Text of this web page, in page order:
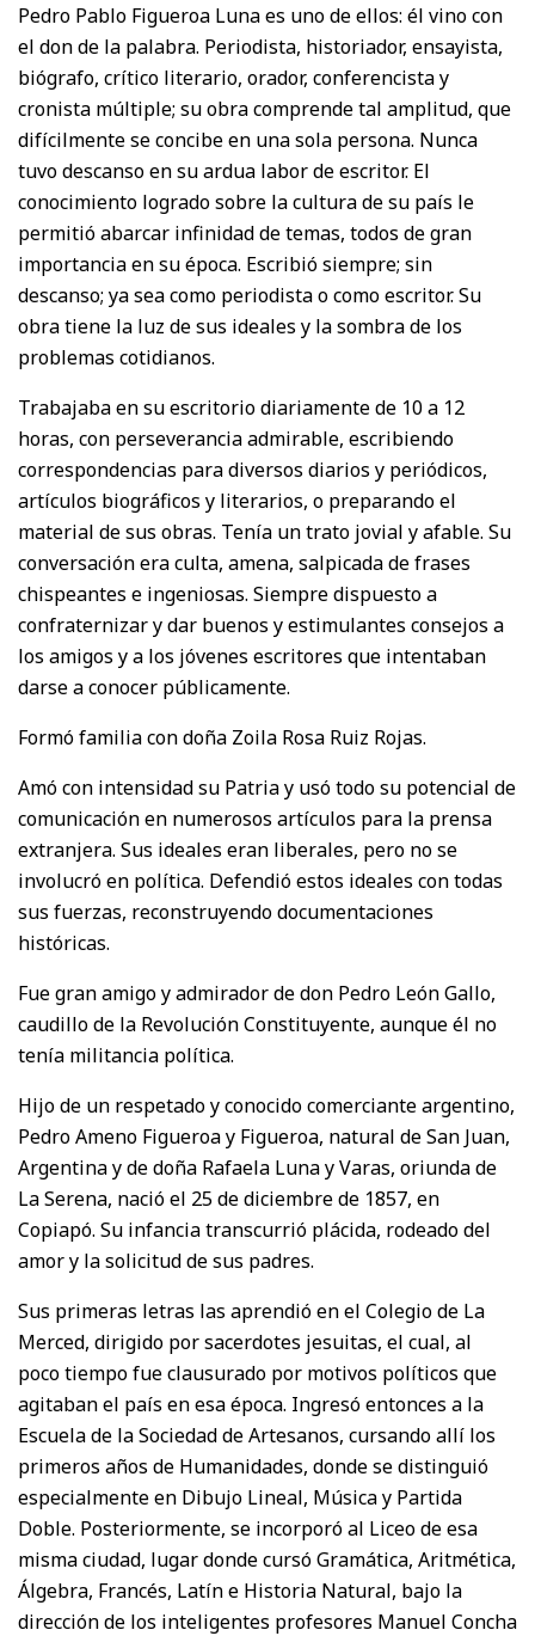
Pedro Pablo Figueroa Luna es uno de ellos: él vino con
el don de la palabra. Periodista, historiador, ensayista,
biógrafo, crítico literario, orador, conferencista y
cronista múltiple; su obra comprende tal amplitud, que
difícilmente se concibe en una sola persona. Nunca
tuvo descanso en su ardua labor de escritor. El
conocimiento logrado sobre la cultura de su país le
permitió abarcar infinidad de temas, todos de gran
importancia en su época. Escribió siempre; sin
descanso; ya sea como periodista o como escritor. Su
obra tiene la luz de sus ideales y la sombra de los
problemas cotidianos.
Trabajaba en su escritorio diariamente de 10 a 12
horas, con perseverancia admirable, escribiendo
correspondencias para diversos diarios y periódicos,
artículos biográficos y literarios, o preparando el
material de sus obras. Tenía un trato jovial y afable. Su
conversación era culta, amena, salpicada de frases
chispeantes e ingeniosas. Siempre dispuesto a
confraternizar y dar buenos y estimulantes consejos a
los amigos y a los jóvenes escritores que intentaban
darse a conocer públicamente.
Formó familia con doña Zoila Rosa Ruiz Rojas.
Amó con intensidad su Patria y usó todo su potencial de
comunicación en numerosos artículos para la prensa
extranjera. Sus ideales eran liberales, pero no se
involucró en política. Defendió estos ideales con todas
sus fuerzas, reconstruyendo documentaciones
históricas.
Fue gran amigo y admirador de don Pedro León Gallo,
caudillo de la Revolución Constituyente, aunque él no
tenía militancia política.
Hijo de un respetado y conocido comerciante argentino,
Pedro Ameno Figueroa y Figueroa, natural de San Juan,
Argentina y de doña Rafaela Luna y Varas, oriunda de
La Serena, nació el 25 de diciembre de 1857, en
Copiapó. Su infancia transcurrió plácida, rodeado del
amor y la solicitud de sus padres.
Sus primeras letras las aprendió en el Colegio de La
Merced, dirigido por sacerdotes jesuitas, el cual, al
poco tiempo fue clausurado por motivos políticos que
agitaban el país en esa época. Ingresó entonces a la
Escuela de la Sociedad de Artesanos, cursando allí los
primeros años de Humanidades, donde se distinguió
especialmente en Dibujo Lineal, Música y Partida
Doble. Posteriormente, se incorporó al Liceo de esa
misma ciudad, lugar donde cursó Gramática, Aritmética,
Álgebra, Francés, Latín e Historia Natural, bajo la
dirección de los inteligentes profesores Manuel Concha